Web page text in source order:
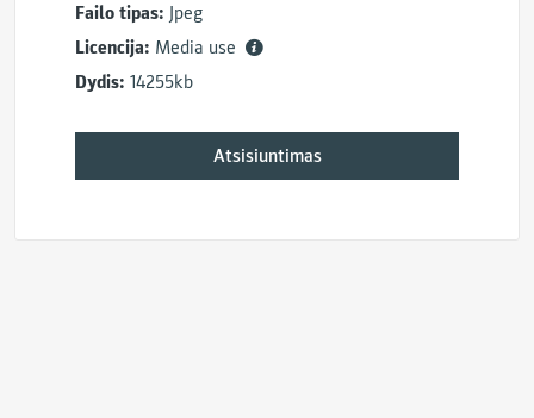
Failo tipas: Jpeg
Licencija: Media use
Dydis: 14255kb
Atsisiuntimas